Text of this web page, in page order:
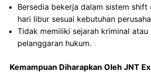
Bersedia bekerja dalam sistem shift
hari libur sesuai kebutuhan
Tidak memiliki sejarah kriminal atau
pelanggaran hukum.
Kemampuan Diharapkan Oleh JNT